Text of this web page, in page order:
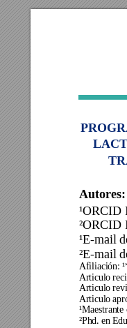
Autores:
¹ORCID
²ORCID
¹E-mail
²E-mail
Afiliación:
Articulo
Articulo
Articulo
²Phd. en